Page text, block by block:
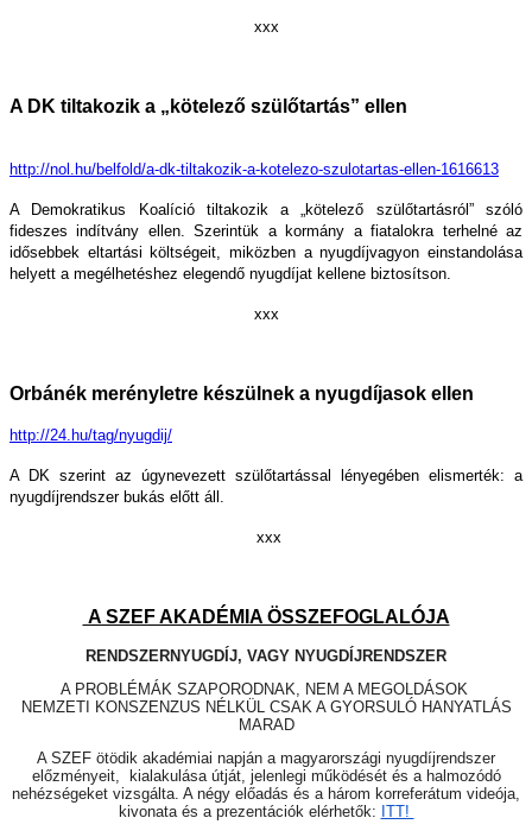
xxx
A DK tiltakozik a „kötelező szülőtartás” ellen
http://nol.hu/belfold/a-dk-tiltakozik-a-kotelezo-szulotartas-ellen-1616613
A Demokratikus Koalíció tiltakozik a „kötelező szülőtartásról” szóló
fideszes indítvány ellen. Szerintük a kormány a fiatalokra terhelné az
idősebbek eltartási költségeit, miközben a nyugdíjvagyon einstandolása
helyett a megélhetéshez elegendő nyugdíjat kellene biztosítson.
xxx
Orbánék merényletre készülnek a nyugdíjasok ellen
http://24.hu/tag/nyugdij/
A DK szerint az úgynevezett szülőtartással lényegében elismerték: a
nyugdíjrendszer bukás előtt áll.
xxx
A SZEF AKADÉMIA ÖSSZEFOGLALÓJA
RENDSZERNYUGDÍJ, VAGY NYUGDÍJRENDSZER
A PROBLÉMÁK SZAPORODNAK, NEM A MEGOLDÁSOK
NEMZETI KONSZENZUS NÉLKÜL CSAK A GYORSULÓ HANYATLÁS
MARAD
A SZEF ötödik akadémiai napján a magyarországi nyugdíjrendszer
előzményeit, kialakulása útját, jelenlegi működését és a halmozódó
nehézségeket vizsgálta. A négy előadás és a három korreferátum videója,
kivonata és a prezentációk elérhetők: ITT!